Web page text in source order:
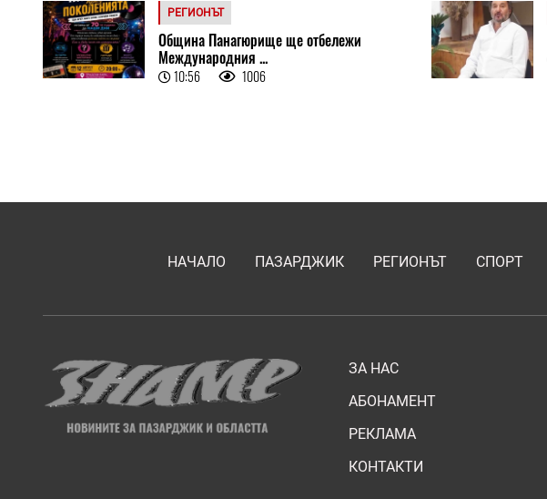
РЕГИОНЪТ
Община Панагюрище ще отбележи
Международния ...
10:56 1006
НАЧАЛО ПАЗАРДЖИК РЕГИОНЪТ СПОРТ
ЗА НАС
АБОНАМЕНТ
РЕКЛАМА
КОНТАКТИ